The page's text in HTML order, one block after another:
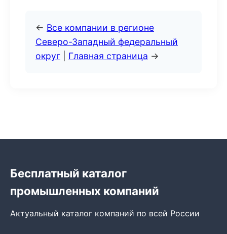
← Все компании в регионе
Северо-Западный федеральный
округ
Главная страница →
Бесплатный каталог
промышленных компаний
Актуальный каталог компаний по всей России